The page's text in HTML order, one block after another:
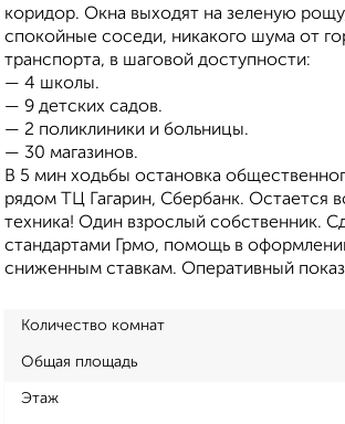
коридор. Окна выходят на зеленую
спокойные соседи, никакого шума от
транспорта, в шаговой доступности:
— 4 школы.
— 9 детских садов.
— 2 поликлиники и больницы.
— 30 магазинов.
В 5 мин ходьбы остановка
рядом ТЦ Гагарин, Сбербанк. Остается
техника! Один взрослый собственник.
стандартами Грмо, помощь в
сниженным ставкам. Оперативный
Количество комнат
Общая площадь
Этаж